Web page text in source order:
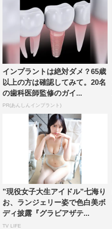
インプラントは絶対ダメ？65歳
以上の方は確認してみて。20名
の歯科医師監修のガイ...
PR(あんしんインプラント)
”現役女子大生アイドル”七海り
お、ランジェリー姿で色白美ボ
ディ披露『グラビアザテ...
TV LIFE